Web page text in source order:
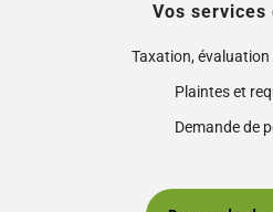
Vos services
Taxation,
Plaintes et
Demande de